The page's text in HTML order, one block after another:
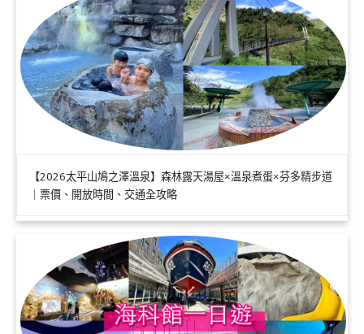
【2026太平山鳩之澤溫泉】森林露天湯屋×溫泉煮蛋×芬多精步道
｜票價、開放時間、交通全攻略